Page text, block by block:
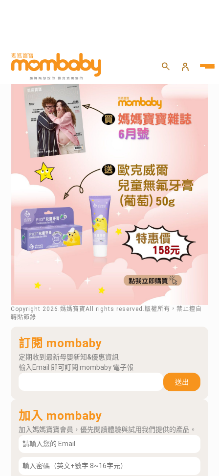
Copyright 2026 .媽媽寶寶All rights reserved.版權所有，禁止擅自
轉貼節錄
訂閱 mombaby
定期收到最新母嬰新知&優惠資訊
輸入Email 即可訂閱 mombaby 電子報
送出
加入 mombaby
加入媽媽寶寶會員，優先閱讀體驗與試用我們提供的產品。